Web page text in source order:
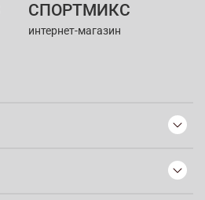
СПОРТМИКС
интернет-магазин